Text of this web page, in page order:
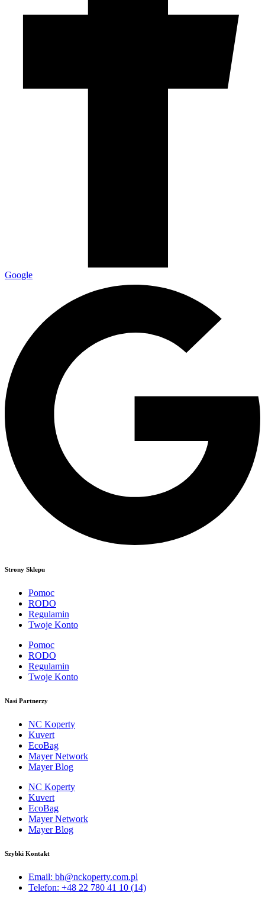
Google
Strony Sklepu
Pomoc
RODO
Regulamin
Twoje Konto
Pomoc
RODO
Regulamin
Twoje Konto
Nasi Partnerzy
NC Koperty
Kuvert
EcoBag
Mayer Network
Mayer Blog
NC Koperty
Kuvert
EcoBag
Mayer Network
Mayer Blog
Szybki Kontakt
Email: bh@nckoperty.com.pl
Telefon: +48 22 780 41 10 (14)